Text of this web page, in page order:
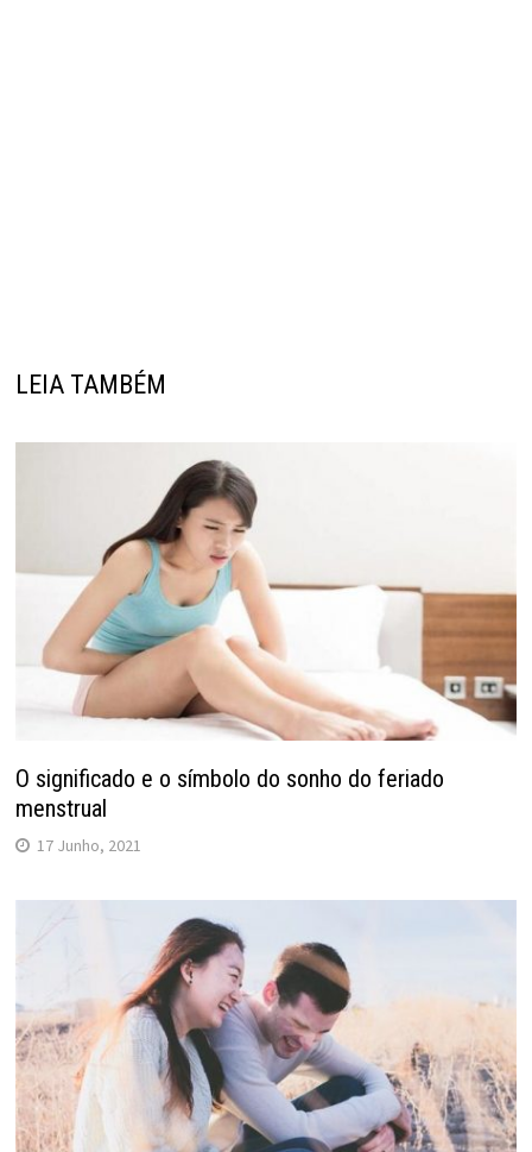
LEIA TAMBÉM
O significado e o símbolo do sonho do feriado
menstrual
17 Junho, 2021